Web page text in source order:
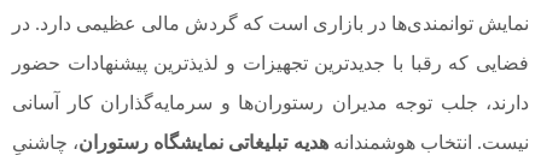
نمایش توانمندی‌ها در بازاری است که گردش مالی عظیمی دارد. در
فضایی که رقبا با جدیدترین تجهیزات و لذیذترین پیشنهادات حضور
دارند، جلب توجه مدیران رستوران‌ها و سرمایه‌گذاران کار آسانی
نیست. انتخاب هوشمندانههدیه تبلیغاتی نمایشگاه رستوران، چاشنیِ